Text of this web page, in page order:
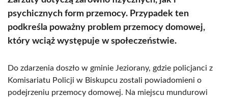
psychicznych form przemocy. Przypadek ten
podkreśla poważny problem przemocy domowej,
który wciąż występuje w społeczeństwie.
Do zdarzenia doszło w gminie Jeziorany, gdzie policjanci z
Komisariatu Policji w Biskupcu zostali powiadomieni o
podejrzeniu przemocy domowej. Na miejscu mundurowi